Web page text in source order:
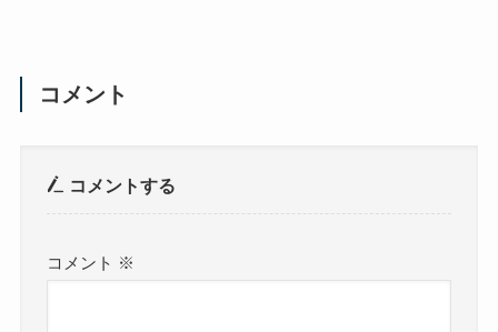
コメント
コメントする
コメント ※